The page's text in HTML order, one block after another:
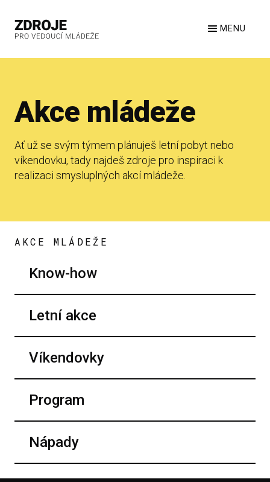
MENU
Akce mládeže
Ať už se svým týmem plánuješ letní pobyt nebo
víkendovku, tady najdeš zdroje pro inspiraci k
realizaci smysluplných akcí mládeže.
AKCE MLÁDEŽE
Know-how
Letní akce
Víkendovky
Program
Nápady